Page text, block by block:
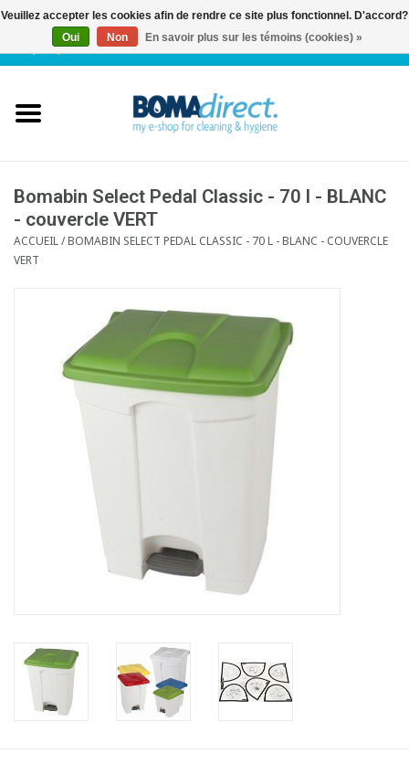
FR| 0 Articles
Service client
Blog
Bomabin Select Pedal Classic - 70 l - BLANC
- couvercle VERT
ACCUEIL/BOMABIN SELECT PEDAL CLASSIC - 70 L - BLANC - COUVERCLE
VERT
Veuillez accepter les cookies afin de rendre ce site plus fonctionnel. D'accord?
Oui
Non En savoir plus sur les témoins (cookies) »